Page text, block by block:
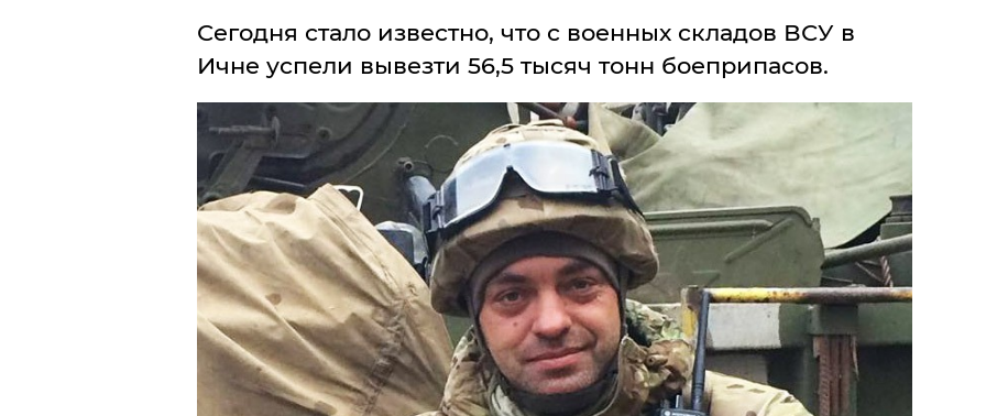
Сегодня стало известно, что с военных складов ВСУ в
Ичне успели вывезти 56,5 тысяч тонн боеприпасов.